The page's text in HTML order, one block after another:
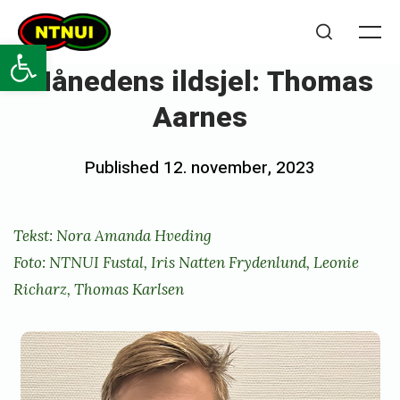
Open toolbar
Skip
content
NTNUI
Månedens ildsjel: Thomas
Aarnes
Posted
Published 12. november, 2023
o
h
v
Tekst: Nora Amanda Hveding
Foto: NTNUI Fustal, Iris Natten Frydenlund, Leonie
Richarz, Thomas Karlsen